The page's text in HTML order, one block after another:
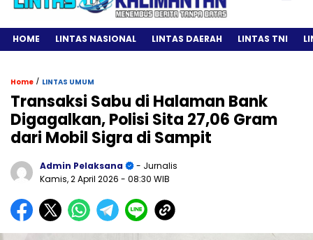
HOME LINTAS NASIONAL LINTAS DAERAH LINTAS TNI
Home / LINTAS UMUM
Transaksi Sabu di Halaman Bank
Digagalkan, Polisi Sita 27,06 Gram
dari Mobil Sigra di Sampit
Admin Pelaksana
- Jurnalis
Kamis, 2 April 2026 - 08:30 WIB